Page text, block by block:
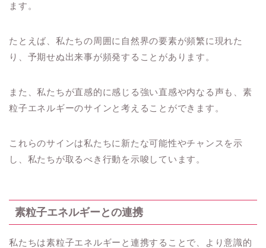
ます。
たとえば、私たちの周囲に自然界の要素が頻繁に現れた
り、予期せぬ出来事が頻発することがあります。
また、私たちが直感的に感じる強い直感や内なる声も、素
粒子エネルギーのサインと考えることができます。
これらのサインは私たちに新たな可能性やチャンスを示
し、私たちが取るべき行動を示唆しています。
素粒子エネルギーとの連携
私たちは素粒子エネルギーと連携することで、より意識的